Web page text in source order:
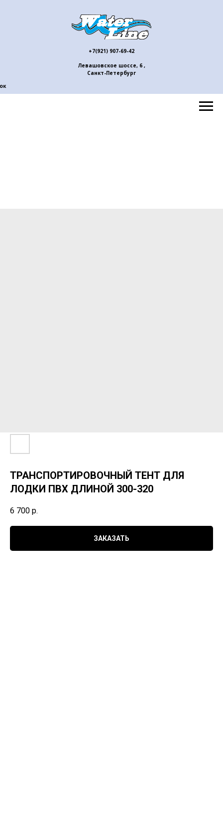
Левашовское шоссе, 6 ,
Санкт-Петербург
+7(921) 907-69-42
ТРАНСПОРТИРОВОЧНЫЙ ТЕНТ ДЛЯ
ЛОДКИ ПВХ ДЛИНОЙ 300-320
6 700 р.
ЗАКАЗАТЬ